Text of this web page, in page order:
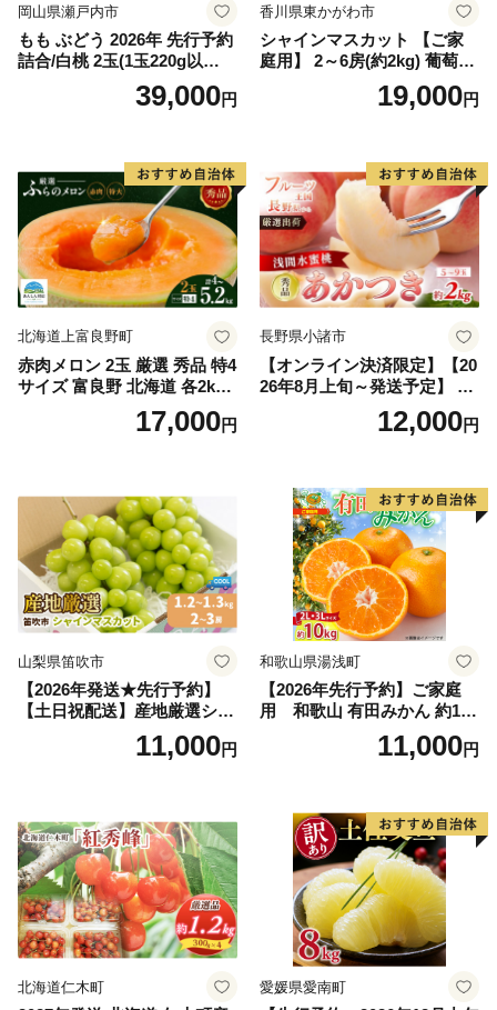
岡山県瀬戸内市
もも ぶどう 2026年 先行予約
詰合/白桃 2玉(1玉220g以
上)・シャインマスカット 晴
39,000円
香川県東かがわ市
シャインマスカット 【ご家
庭用】 2～6房(約2kg) 葡萄 ぶ
どう ブドウ フルーツ 果物 く
だもの 果実 旬の果物 旬のフ
19,000円
北海道上富良野町
赤肉メロン 2玉 厳選 秀品 特4
サイズ 富良野 北海道 各2kg
～2.6kg 2玉 セット ファーム
富良野 メロン めろん 果物 く
17,000円
長野県小諸市
【オンライン決済限定】【20
26年8月上旬～発送予定】 先
行予約 「浅間水蜜桃プレミ
アム」 もも あかつき 秀品 約
果肉 長野県産 小諸市
12,000円
山梨県笛吹市
【2026年発送★先行予約】
【土日祝配送】産地厳選シャ
インマスカット1.2kg～1.3kg
（2房～3房）※沖縄・離島配
笛吹市 山梨県 フルーツ 果物
ぶどう 葡萄 大粒 シャインマ
スカット おすすめ シャイン
マスカット 贈答 ギフト 産地
笛吹市 シャインマスカット
笛吹 葡萄 国産 ぶどう 人気
国産 1.2kg 先行｜
11,000円
和歌山県湯浅町
【2026年先行予約】ご家庭
用 和歌山 有田みかん 約10k
g (2L、3Lサイズ)【湯浅町】
11,000円
北海道仁木町 愛媛県愛南町